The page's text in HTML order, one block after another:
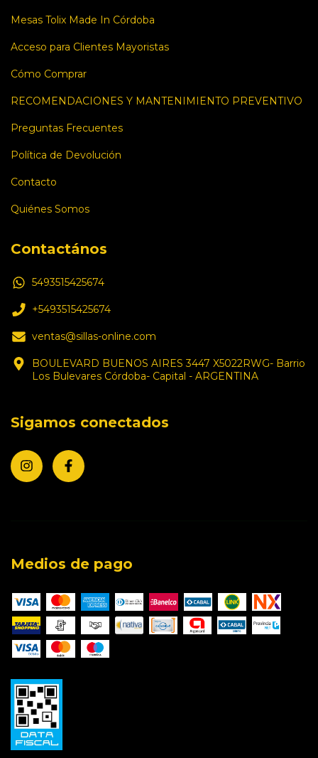
Mesas Tolix Made In Córdoba
Acceso para Clientes Mayoristas
Cómo Comprar
RECOMENDACIONES Y MANTENIMIENTO PREVENTIVO
Preguntas Frecuentes
Política de Devolución
Contacto
Quiénes Somos
Contactános
5493515425674
+5493515425674
ventas@sillas-online.com
BOULEVARD BUENOS AIRES 3447 X5022RWG- Barrio
Los Bulevares Córdoba- Capital - ARGENTINA
Sigamos conectados
Medios de pago